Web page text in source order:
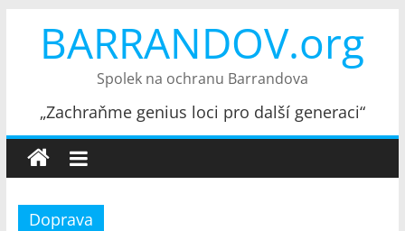
obsahBARRANDOV.org
Spolek na ochranu Barrandova
„Zachraňme genius loci pro další generaci“
Doprava